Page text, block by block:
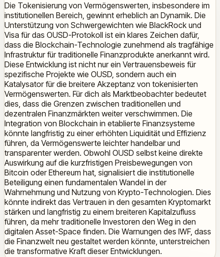
Die Tokenisierung von Vermögenswerten, insbesondere im
institutionellen Bereich, gewinnt erheblich an Dynamik. Die
Unterstützung von Schwergewichten wie BlackRock und
Visa für das OUSD-Protokoll ist ein klares Zeichen dafür,
dass die Blockchain-Technologie zunehmend als tragfähige
Infrastruktur für traditionelle Finanzprodukte anerkannt wird.
Diese Entwicklung ist nicht nur ein Vertrauensbeweis für
spezifische Projekte wie OUSD, sondern auch ein
Katalysator für die breitere Akzeptanz von tokenisierten
Vermögenswerten. Für dich als Marktbeobachter bedeutet
dies, dass die Grenzen zwischen traditionellen und
dezentralen Finanzmärkten weiter verschwimmen. Die
Integration von Blockchain in etablierte Finanzsysteme
könnte langfristig zu einer erhöhten Liquidität und Effizienz
führen, da Vermögenswerte leichter handelbar und
transparenter werden. Obwohl OUSD selbst keine direkte
Auswirkung auf die kurzfristigen Preisbewegungen von
Bitcoin oder Ethereum hat, signalisiert die institutionelle
Beteiligung einen fundamentalen Wandel in der
Wahrnehmung und Nutzung von Krypto-Technologien. Dies
könnte indirekt das Vertrauen in den gesamten Kryptomarkt
stärken und langfristig zu einem breiteren Kapitalzufluss
führen, da mehr traditionelle Investoren den Weg in den
digitalen Asset-Space finden. Die Warnungen des IWF, dass
die Finanzwelt neu gestaltet werden könnte, unterstreichen
die transformative Kraft dieser Entwicklungen.